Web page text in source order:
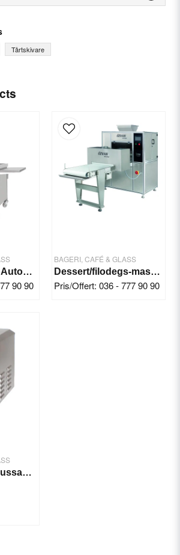
Churrosmaskin Automatisk (4 kg deg)
90 90
BAGERI, CAFÉ & GLASS
Dessert/filodegs-maskin Baklava
Pris/Offert: 036 - 777 90 90
Gräddblåsare Mussana 'BOY' 4 Liter
about this product...
publish my question.
Tårtskivare